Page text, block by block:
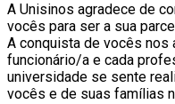
A Unisinos agradece de
vocês para ser a sua
A conquista de vocês nos
funcionário/a e cada
universidade se sente
vocês e de suas famílias